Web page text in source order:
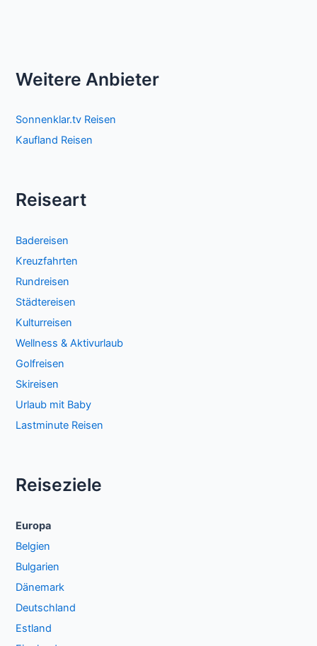
Weitere Anbieter
Sonnenklar.tv Reisen
Kaufland Reisen
Reiseart
Badereisen
Kreuzfahrten
Rundreisen
Städtereisen
Kulturreisen
Wellness & Aktivurlaub
Golfreisen
Skireisen
Urlaub mit Baby
Lastminute Reisen
Reiseziele
Europa
Belgien
Bulgarien
Dänemark
Deutschland
Estland